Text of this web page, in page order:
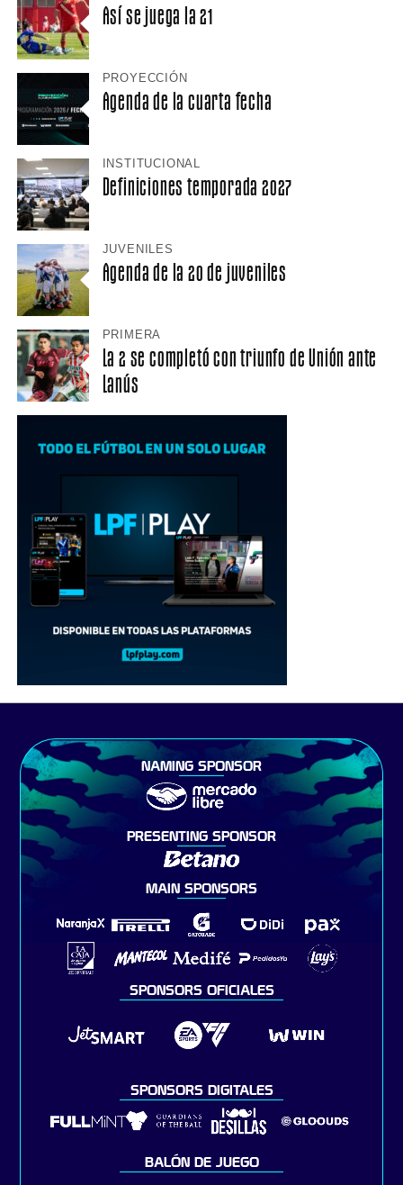
Así se juega la 21
PROYECCIÓN
Agenda de la cuarta fecha
INSTITUCIONAL
Definiciones temporada 2027
JUVENILES
Agenda de la 20 de juveniles
PRIMERA
La 2 se completó con triunfo de Unión ante
Lanús
NAMING SPONSOR
PRESENTING SPONSOR
MAIN SPONSORS
SPONSORS OFICIALES
SPONSORS DIGITALES
BALÓN DE JUEGO